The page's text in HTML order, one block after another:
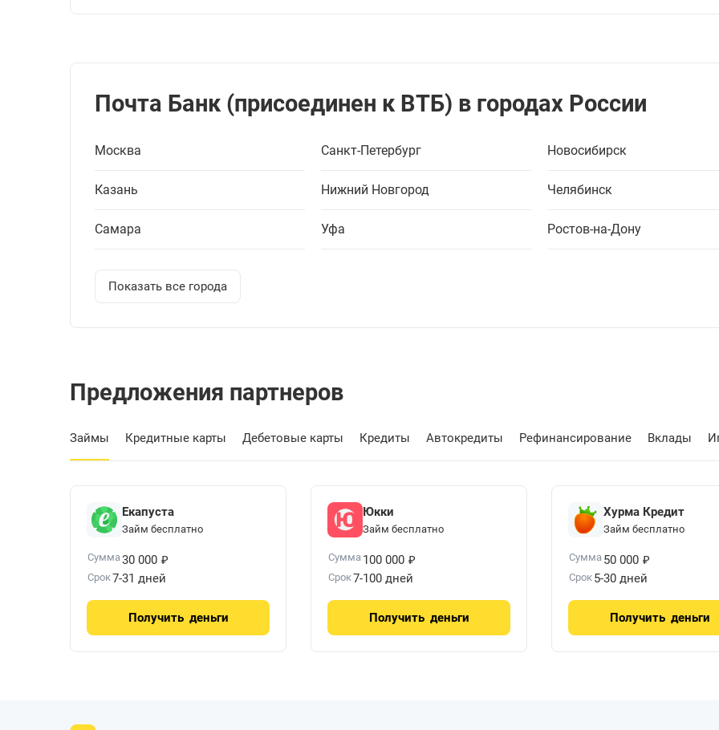
Почта Банк (присоединен к ВТБ) в городах России
Москва Санкт-Петербург Новосибирск
Казань Нижний Новгород Челябинск
Самара Уфа Ростов-на-Дону
Показать все города
Предложения партнеров
Займы Кредитные карты Дебетовые карты Кредиты Автокредиты Рефинансирование Вклады
Екапуста
Займ бесплатно
Сумма30 000 ₽
Срок7-31 дней
Получить деньги
Юкки
Займ бесплатно
Сумма 100 000 ₽
Срок7-100 дней
Получить деньги
Хурма Кредит
Займ бесплатно
Сумма 50 000 ₽
Срок 5-30 дней
Получить деньги